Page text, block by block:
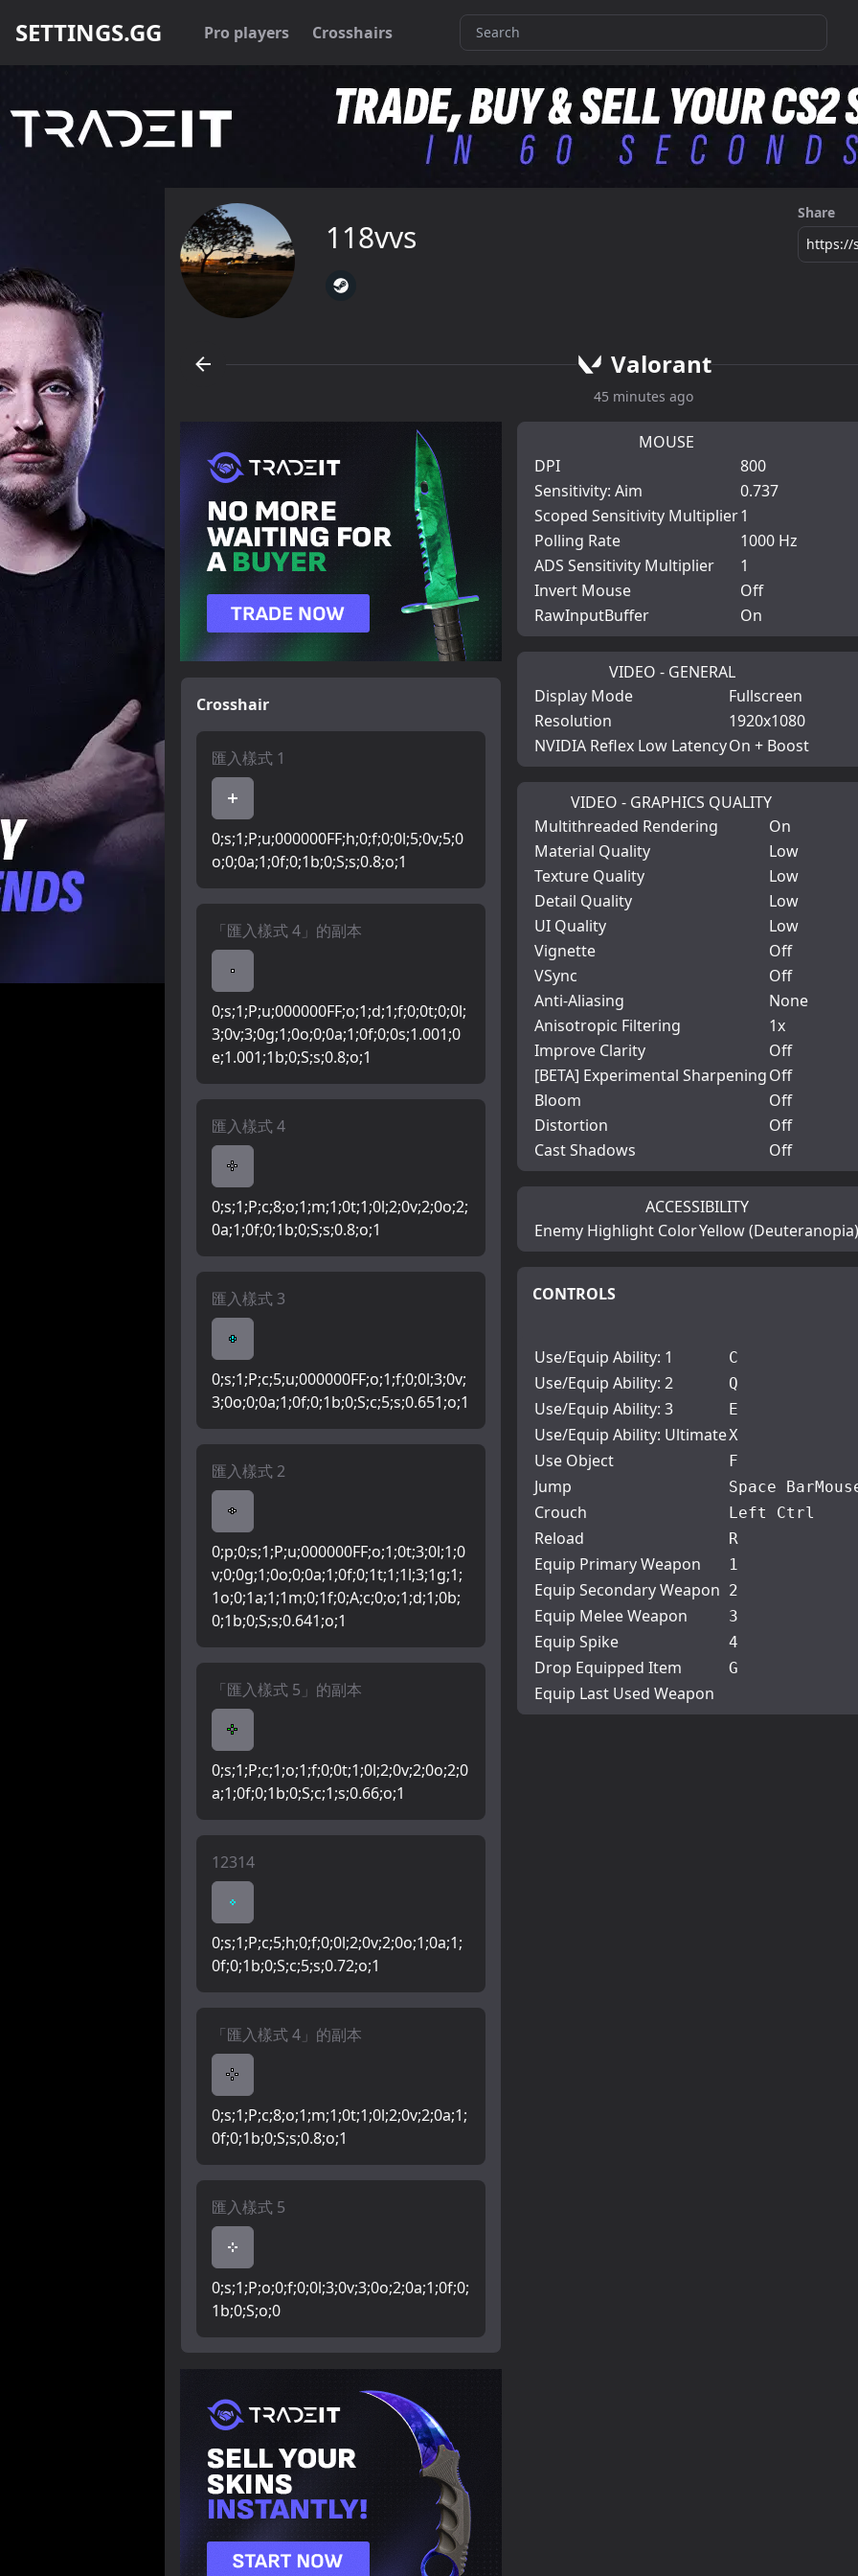
SETTINGS.GG Pro players Crosshairs
118vvs
Share
https://
Valorant
45 minutes ago
Crosshair
匯入樣式 1
0;s;1;P;u;000000FF;h;0;f;0;0l;5;0v;5;0
o;0;0a;1;0f;0;1b;0;S;s;0.8;o;1
「匯入樣式 4」的副本
0;s;1;P;u;000000FF;o;1;d;1;f;0;0t;0;0l;
3;0v;3;0g;1;0o;0;0a;1;0f;0;0s;1.001;0
e;1.001;1b;0;S;s;0.8;o;1
匯入樣式 4
0;s;1;P;c;8;o;1;m;1;0t;1;0l;2;0v;2;0o;2;
0a;1;0f;0;1b;0;S;s;0.8;o;1
匯入樣式 3
0;s;1;P;c;5;u;000000FF;o;1;f;0;0l;3;0v;
3;0o;0;0a;1;0f;0;1b;0;S;c;5;s;0.651;o;1
匯入樣式 2
0;p;0;s;1;P;u;000000FF;o;1;0t;3;0l;1;0
v;0;0g;1;0o;0;0a;1;0f;0;1t;1;1l;3;1g;1;
1o;0;1a;1;1m;0;1f;0;A;c;0;o;1;d;1;0b;
0;1b;0;S;s;0.641;o;1
「匯入樣式 5」的副本
0;s;1;P;c;1;o;1;f;0;0t;1;0l;2;0v;2;0o;2;0
a;1;0f;0;1b;0;S;c;1;s;0.66;o;1
12314
0;s;1;P;c;5;h;0;f;0;0l;2;0v;2;0o;1;0a;1;
0f;0;1b;0;S;c;5;s;0.72;o;1
「匯入樣式 4」的副本
0;s;1;P;c;8;o;1;m;1;0t;1;0l;2;0v;2;0a;1;
0f;0;1b;0;S;s;0.8;o;1
匯入樣式 5
0;s;1;P;o;0;f;0;0l;3;0v;3;0o;2;0a;1;0f;0;
1b;0;S;o;0
MOUSE
DPI
800
Sensitivity: Aim
0.737
Scoped Sensitivity Multiplier1
Polling Rate
1000 Hz
ADS Sensitivity Multiplier
1
Invert Mouse
Off
RawInputBuffer
On
VIDEO - GENERAL
Display Mode
Fullscreen
Resolution
1920x1080
NVIDIA Reflex Low LatencyOn + Boost
VIDEO - GRAPHICS QUALITY
Multithreaded Rendering
On
Material Quality
Low
Texture Quality
Low
Detail Quality
Low
UI Quality
Low
Vignette
Off
VSync
Off
Anti-Aliasing
None
Anisotropic Filtering
1x
Improve Clarity
Off
[BETA] Experimental SharpeningOff
Bloom
Off
Distortion
Off
Cast Shadows
Off
ACCESSIBILITY
Enemy Highlight ColorYellow (Deuteranopia)
CONTROLS
Use/Equip Ability: 1 C
Use/Equip Ability: 2 Q
Use/Equip Ability: 3 E
Use/Equip Ability: UltimateX
Use Object F
Jump Space Bar
Crouch Left Ctrl
Reload R
Equip Primary Weapon 1
Equip Secondary Weapon 2
Equip Melee Weapon 3
Equip Spike 4
Drop Equipped Item G
Equip Last Used Weapon